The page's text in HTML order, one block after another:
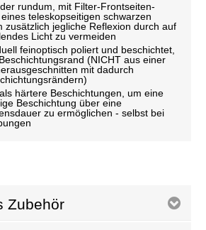
rundum, mit Filter-Frontseiten-
teleskopseitigen schwarzen
zusätzlich jegliche Reflexion durch auf
Licht zu vermeiden
feinoptisch poliert und beschichtet,
(NICHT aus einer
mit dadurch
härtere Beschichtungen, um eine
Beschichtung über eine
zu ermöglichen - selbst bei
Zubehör